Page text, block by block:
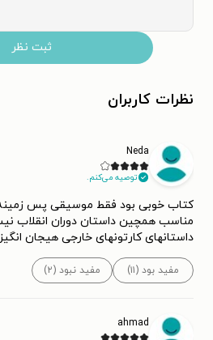
ثبت نظر
نظرات کاربران
Neda
توصیه می‌کنم.
کتاب خوبی بود فقط موسیقی پس زمینه
مناسب همچین داستان دوران انقلاب
داستانهای کارتونهای خارجی هیجان
مفید بود (۱۱) مفید نبود (۲)
ahmad